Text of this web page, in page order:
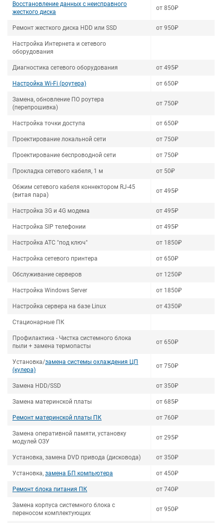
Восстановление данных с неисправного
жесткого диска
от 850₽
Ремонт жесткого диска HDD или SSD от 950₽
Настройка Интернета и сетевого
оборудования
Диагностика сетевого оборудования от 495₽
Настройка Wi-Fi (роутера) от 650₽
Замена, обновление ПО роутера
(перепрошивка)
от 750₽
Настройка точки доступа от 650₽
Проектирование локальной сети от 750₽
Проектирование беспроводной сети от 750₽
Прокладка сетевого кабеля, 1 м от 50₽
Обжим сетевого кабеля коннектором RJ-45
(витая пара)
от 495₽
Настройка 3G и 4G модема от 495₽
Настройка SIP телефонии от 495₽
Настройка АТС "под ключ" от 1850₽
Настройка сетевого принтера от 650₽
Обслуживание серверов от 1250₽
Настройка Windows Server от 1850₽
Настройка сервера на базе Linux от 4350₽
Стационарные ПК
Профилактика - Чистка системного блока
пыли + замена термопасты
от 650₽
Установка/замена системы охлаждения ЦП
(кулера)
от 750₽
Замена HDD/SSD от 350₽
Замена материнской платы от 685₽
Ремонт материнской платы ПК от 760₽
Замена оперативной памяти, установку
модулей ОЗУ
от 295₽
Установка, замена DVD привода (дисковода) от 350₽
Установка, замена БП компьютера от 450₽
Ремонт блока питания ПК от 740₽
Замена корпуса системного блока с
переносом комплектующих
от 950₽